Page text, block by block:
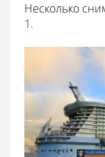
Несколько
1.